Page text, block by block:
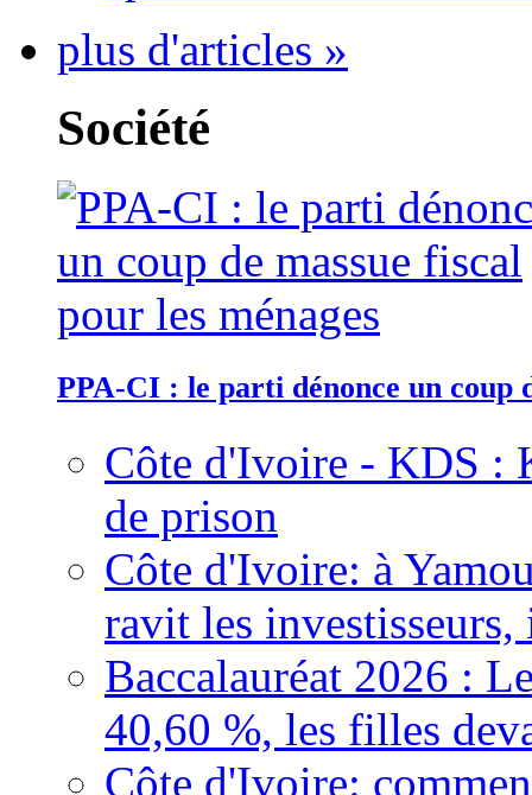
plus d'articles »
Société
PPA-CI : le parti dénonce un coup
Côte d'Ivoire - KDS :
de prison
Côte d'Ivoire: à
ravit les
Baccalauréat 2026 :
40,60 %, les filles
Côte d'Ivoire: